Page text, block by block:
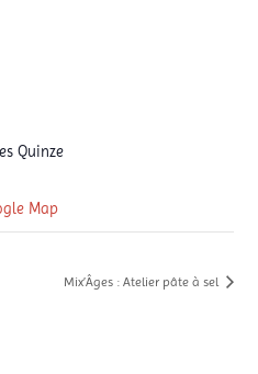
Quinze
Map
Mix’Âges : Atelier pâte à sel